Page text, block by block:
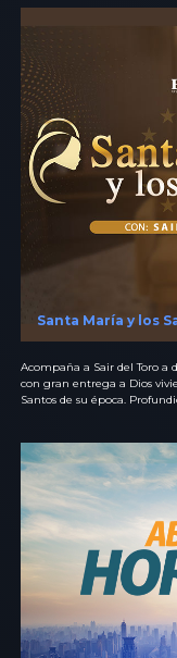
Santa María y los
Acompaña a Sair del Toro a
con gran entrega a Dios
Santos de su época.